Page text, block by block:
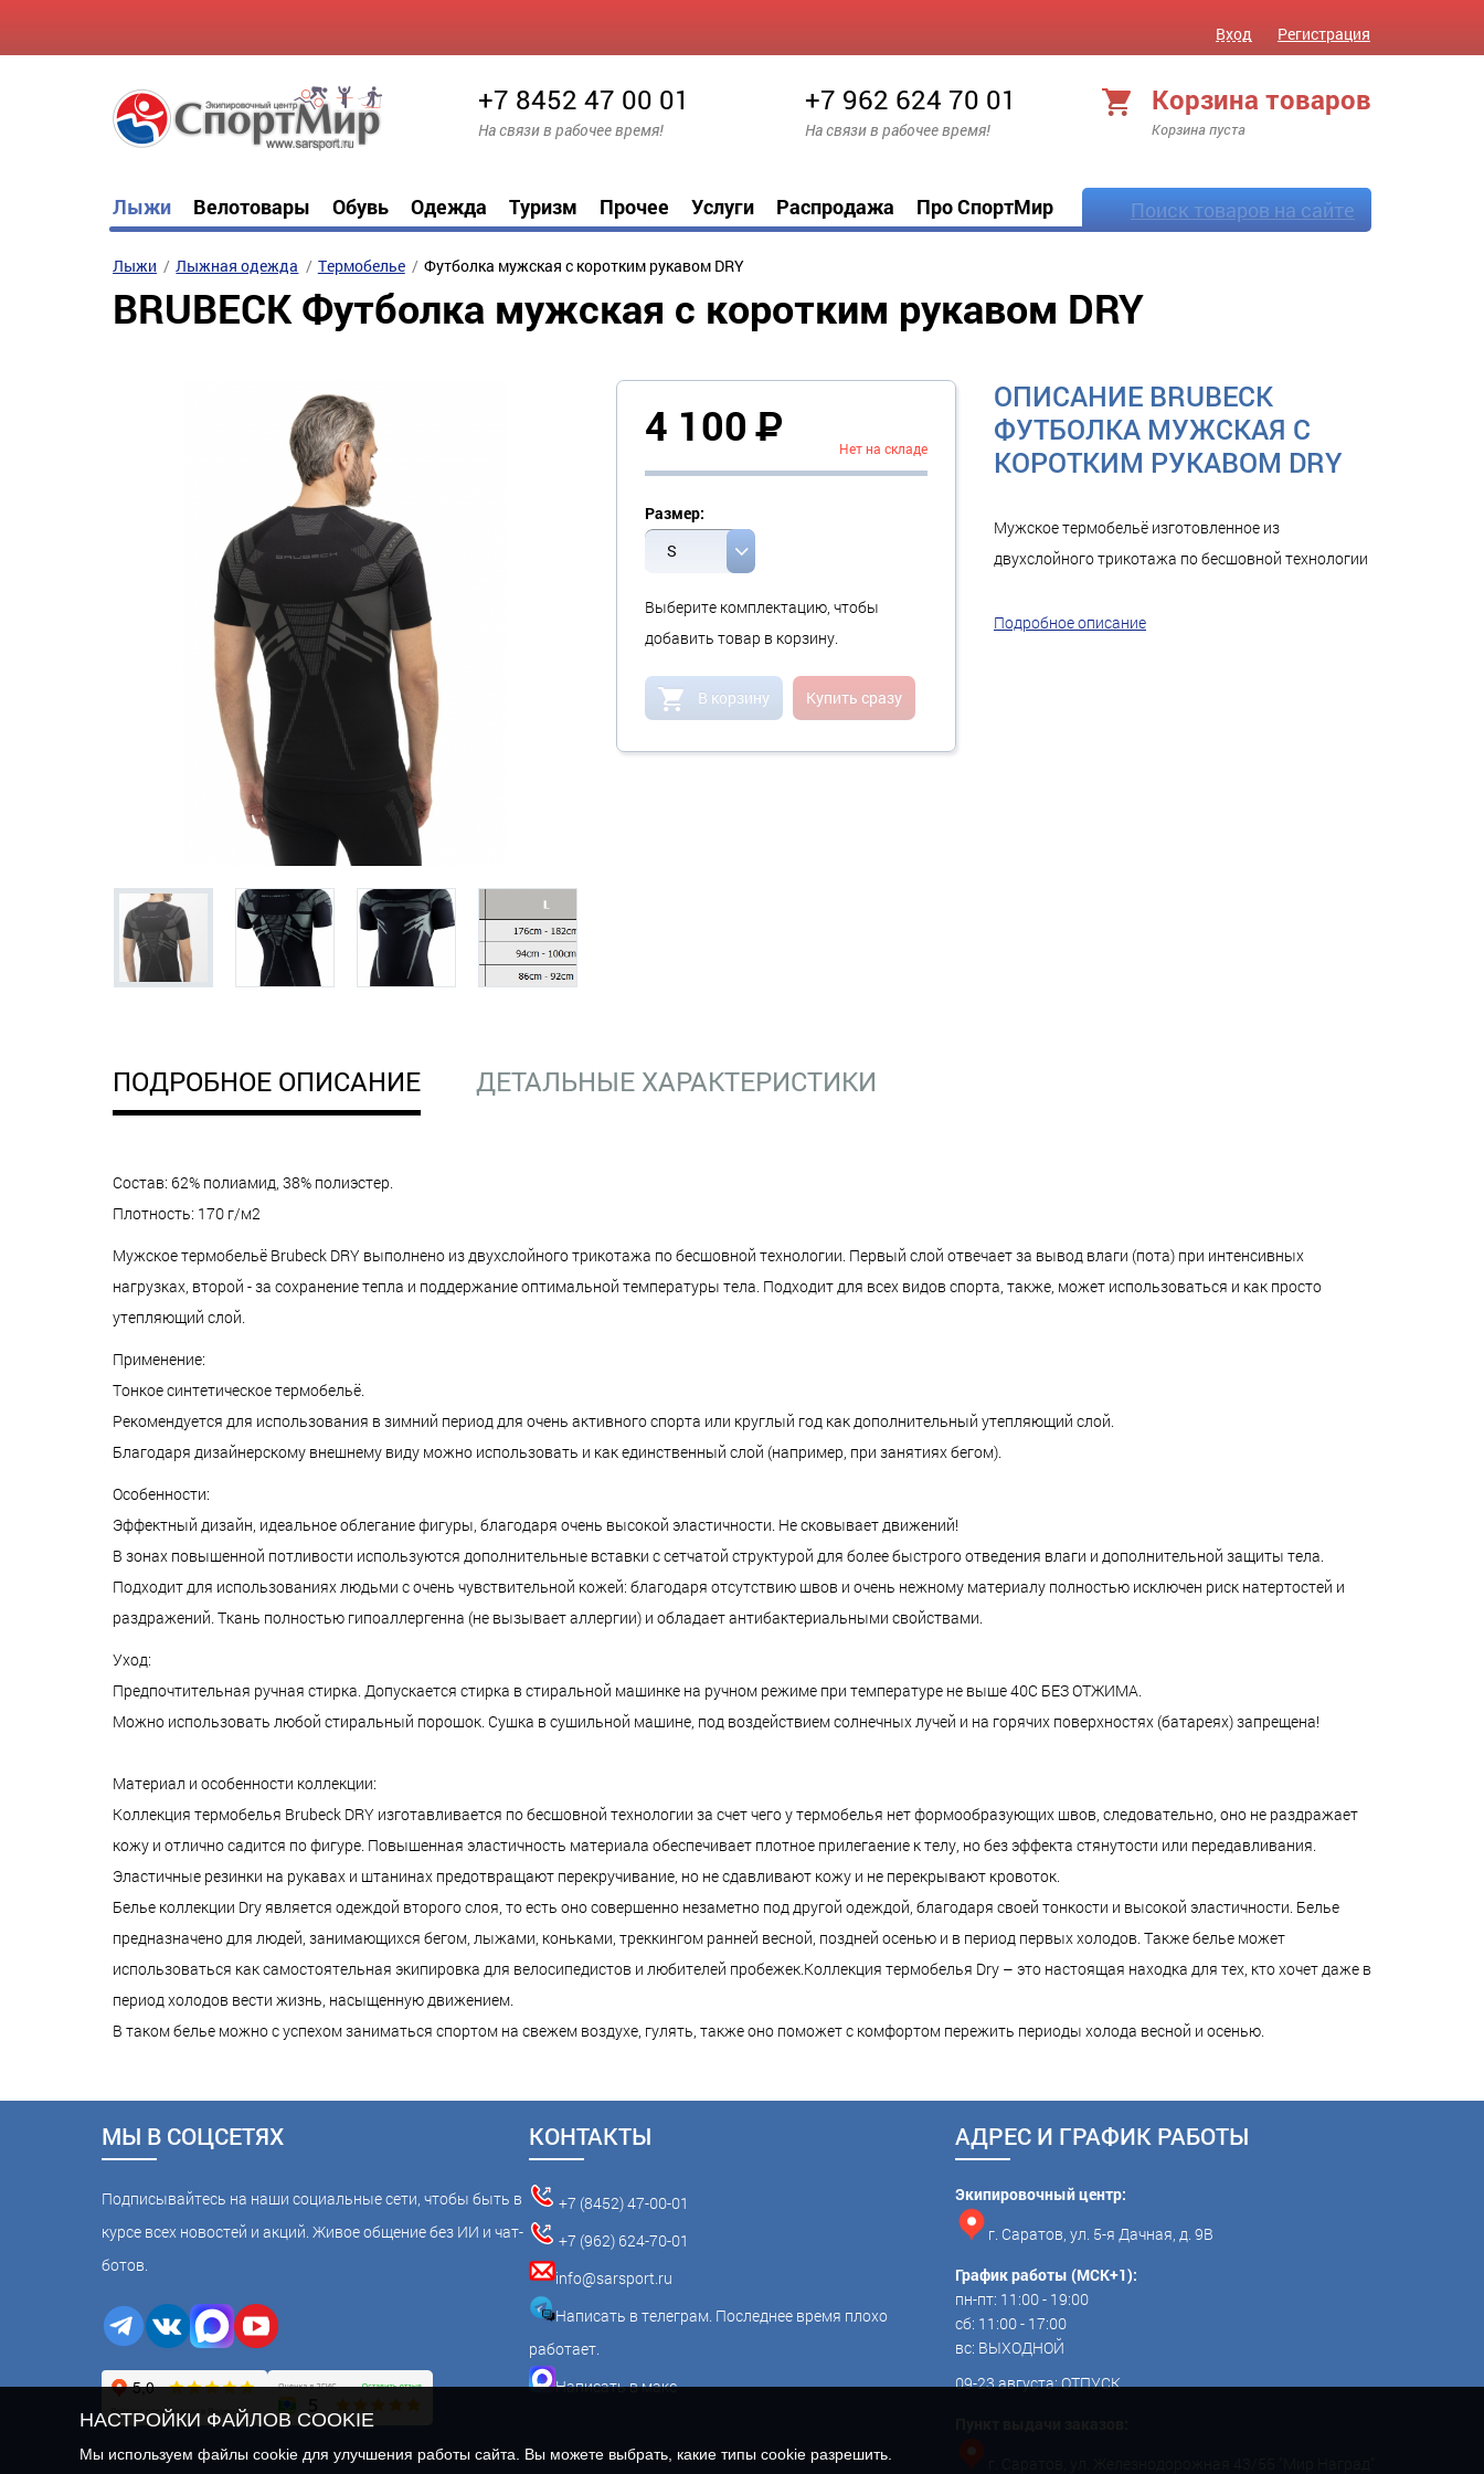
Вход Регистрация
+7 8452 47 00 01
На связи в рабочее время!
+7 962 624 70 01
На связи в рабочее время!
Корзина товаров
Корзина пуста
Лыжи Велотовары Обувь Одежда Туризм Прочее Услуги Распродажа Про СпортМир Поиск товаров на сайте
Лыжи Лыжная одежда Термобелье Футболка мужская с коротким рукавом DRY
BRUBECK Футболка мужская с коротким рукавом DRY
4 100Р Нет на складе
Размер:
S
Выберите комплектацию, чтобы
добавить товар в корзину.
В корзину Купить сразу
ОПИСАНИЕ BRUBECK
ФУТБОЛКА МУЖСКАЯ С
КОРОТКИМ РУКАВОМ DRY
Мужское термобельё изготовленное из
двухслойного трикотажа по бесшовной технологии
Подробное описание
ПОДРОБНОЕ ОПИСАНИЕ ДЕТАЛЬНЫЕ ХАРАКТЕРИСТИКИ
Состав: 62% полиамид, 38% полиэстер.
Плотность: 170 г/м2
Мужское термобельё Brubeck DRY выполнено из двухслойного трикотажа по бесшовной технологии. Первый слой отвечает за вывод влаги (пота) при интенсивных
нагрузках, второй - за сохранение тепла и поддержание оптимальной температуры тела. Подходит для всех видов спорта, также, может использоваться и как просто
утепляющий слой.
Применение:
Тонкое синтетическое термобельё.
Рекомендуется для использования в зимний период для очень активного спорта или круглый год как дополнительный утепляющий слой.
Благодаря дизайнерскому внешнему виду можно использовать и как единственный слой (например, при занятиях бегом).
Особенности:
Эффектный дизайн, идеальное облегание фигуры, благодаря очень высокой эластичности. Не сковывает движений!
В зонах повышенной потливости используются дополнительные вставки с сетчатой структурой для более быстрого отведения влаги и дополнительной защиты тела.
Подходит для использованиях людьми с очень чувствительной кожей: благодаря отсутствию швов и очень нежному материалу полностью исключен риск натертостей и
раздражений. Ткань полностью гипоаллергенна (не вызывает аллергии) и обладает антибактериальными свойствами.
Уход:
Предпочтительная ручная стирка. Допускается стирка в стиральной машинке на ручном режиме при температуре не выше 40C БЕЗ ОТЖИМА.
Можно использовать любой стиральный порошок. Сушка в сушильной машине, под воздействием солнечных лучей и на горячих поверхностях (батареях) запрещена!
Материал и особенности коллекции:
Коллекция термобелья Brubeck DRY изготавливается по бесшовной технологии за счет чего у термобелья нет формообразующих швов, следовательно, оно не раздражает
кожу и отлично садится по фигуре. Повышенная эластичность материала обеспечивает плотное прилегаение к телу, но без эффекта стянутости или передавливания.
Эластичные резинки на рукавах и штанинах предотвращают перекручивание, но не сдавливают кожу и не перекрывают кровоток.
Белье коллекции Dry является одеждой второго слоя, то есть оно совершенно незаметно под другой одеждой, благодаря своей тонкости и высокой эластичности. Белье
предназначено для людей, занимающихся бегом, лыжами, коньками, треккингом ранней весной, поздней осенью и в период первых холодов. Также белье может
использоваться как самостоятельная экипировка для велосипедистов и любителей пробежек.Коллекция термобелья Dry – это настоящая находка для тех, кто хочет даже в
период холодов вести жизнь, насыщенную движением.
В таком белье можно с успехом заниматься спортом на свежем воздухе, гулять, также оно поможет с комфортом пережить периоды холода весной и осенью.
МЫ В СОЦСЕТЯХ
Подписывайтесь на наши социальные сети, чтобы быть в
курсе всех новостей и акций. Живое общение без ИИ и чат-
ботов.
КОНТАКТЫ
+7 (8452) 47-00-01
+7 (962) 624-70-01
info@sarsport.ru
Написать в телеграм. Последнее время плохо
работает.
Написать в макс
АДРЕС И ГРАФИК РАБОТЫ
Экипировочный центр:
г. Саратов, ул. 5-я Дачная, д. 9В
График работы (МСК+1):
пн-пт: 11:00 - 19:00
сб: 11:00 - 17:00
вс: ВЫХОДНОЙ
09-23 августа: ОТПУСК
НАСТРОЙКИ ФАЙЛОВ COOKIE
Мы используем файлы cookie для улучшения работы сайта. Вы можете выбрать, какие типы cookie разрешить.